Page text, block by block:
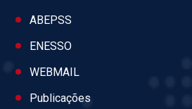
ABEPSS
ENESSO
WEBMAIL
Publicações